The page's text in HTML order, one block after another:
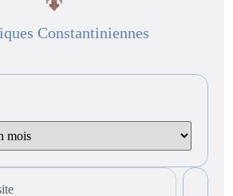
Constantiniennes